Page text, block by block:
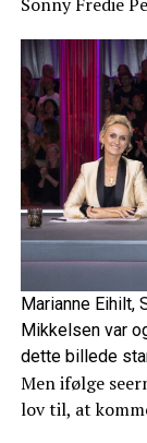
Marianne Eihilt,
Mikkelsen var
dette billede
Men ifølge
lov til, at